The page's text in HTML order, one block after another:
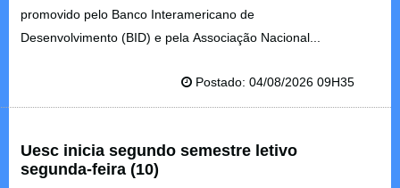
promovido pelo Banco Interamericano de
Desenvolvimento (BID) e pela Associação Nacional...
Postado: 04/08/2026 09H35
Uesc inicia segundo semestre letivo
segunda-feira (10)